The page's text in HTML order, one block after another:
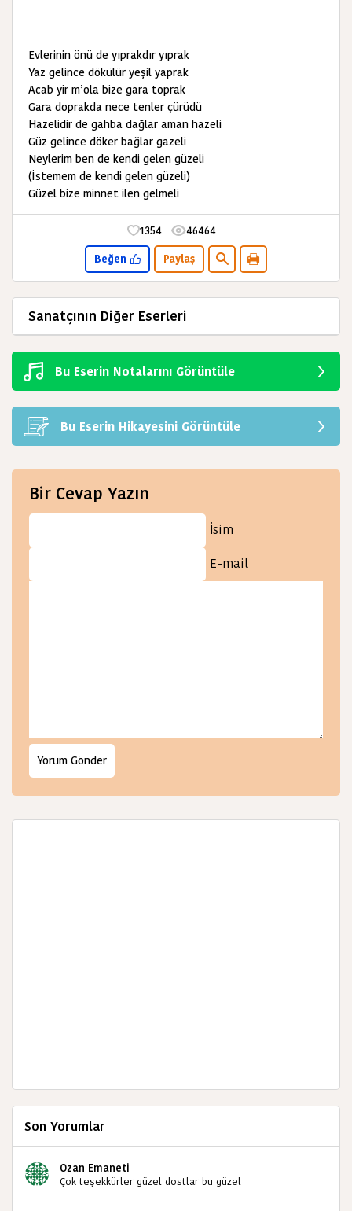
Evlerinin önü de yıprakdır yıprak
Yaz gelince dökülür yeşil yaprak
Acab yir m’ola bize gara toprak
Gara doprakda nece tenler çürüdü
Hazelidir de gahba dağlar aman hazeli
Güz gelince döker bağlar gazeli
Neylerim ben de kendi gelen güzeli
(İstemem de kendi gelen güzeli)
Güzel bize minnet ilen gelmeli
1354 46464
Beğen Paylaş
Sanatçının Diğer Eserleri
Bu Eserin Notalarını Görüntüle
Bu Eserin Hikayesini Görüntüle
Bir Cevap Yazın
İsim
E-mail
Son Yorumlar
Ozan Emaneti
Çok teşekkürler güzel dostlar bu güzel